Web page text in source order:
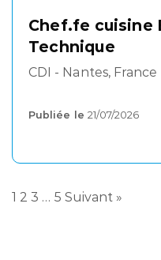
Chef.fe cuisine
Technique
CDI - Nantes, France
Publiée le 21/07/2026
1 2 3 … 5 Suivant »